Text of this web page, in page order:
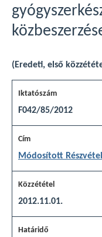
(Eredeti, első
F042/85/2012
Módosított
2012.11.01.